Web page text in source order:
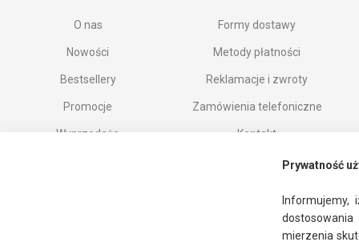
O nas
Nowości
Bestsellery
Promocje
Wyprzedaże
Formy dostawy
Metody płatności
Reklamacje i zwroty
Zamówienia telefoniczne
Kontakt
Prywatność
Informujemy,
mierzenia